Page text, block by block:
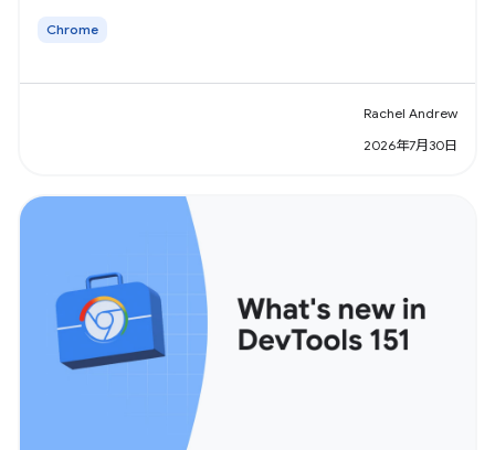
Chrome
Rachel Andrew
2026年7月30日